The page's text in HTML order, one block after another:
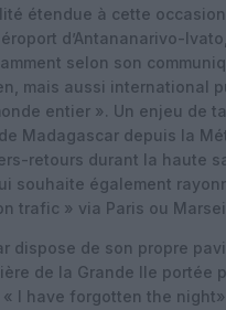
étendue à cette
d’Antananarivo-
selon son
mais aussi international
entier ». Un enjeu de
Madagascar depuis la
retours durant la haute
souhaite également
trafic » via Paris ou
dispose de son propre
de la Grande Ile portée
I have forgotten the